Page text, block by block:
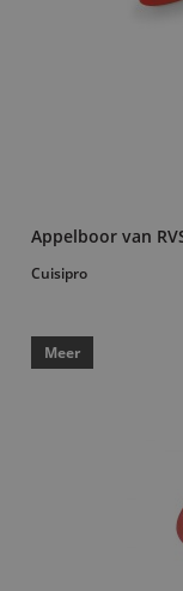
Appelboor van
Cuisipro
Meer